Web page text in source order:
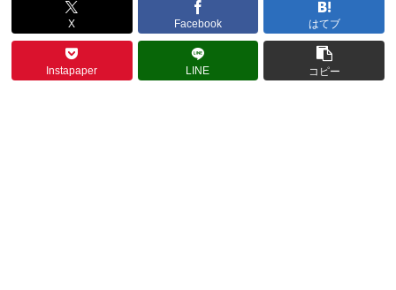
X Facebook はてブ
Instapaper LINE コピー